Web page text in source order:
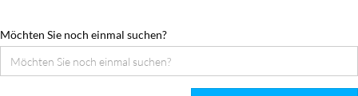
Möchten Sie noch einmal suchen?